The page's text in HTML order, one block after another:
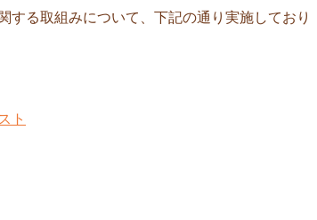
する取組みについて、下記の通り実施しており
ト